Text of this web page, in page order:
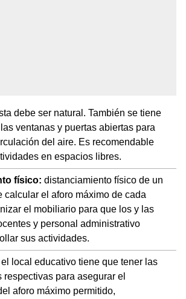
debe ser natural. También se tiene
ventanas y puertas abiertas para
del aire. Es recomendable
en espacios libres.
físico: distanciamiento físico de un
calcular el aforo máximo de cada
el mobiliario para que los y las
y personal administrativo
sus actividades.
el local educativo tiene que tener las
para asegurar el
aforo máximo permitido,